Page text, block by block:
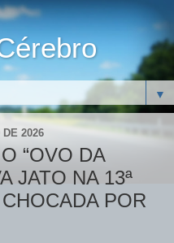
▼
2026
“OVO DA
JATO NA 13ª
POR